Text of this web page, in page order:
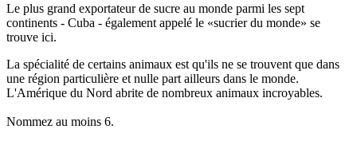
Le plus grand exportateur de sucre au monde parmi les sept
continents - Cuba - également appelé le «sucrier du monde» se
trouve ici.
La spécialité de certains animaux est qu'ils ne se trouvent que dans
une région particulière et nulle part ailleurs dans le monde.
L'Amérique du Nord abrite de nombreux animaux incroyables.
Nommez au moins 6.